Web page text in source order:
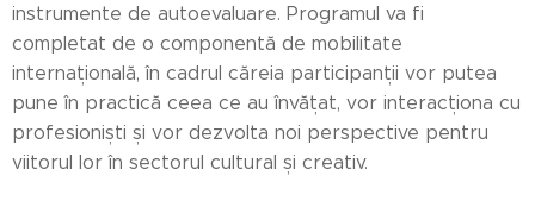
instrumente de autoevaluare. Programul va fi
completat de o componentă de mobilitate
internațională, în cadrul căreia participanții vor putea
pune în practică ceea ce au învățat, vor interacționa cu
profesioniști și vor dezvolta noi perspective pentru
viitorul lor în sectorul cultural și creativ.